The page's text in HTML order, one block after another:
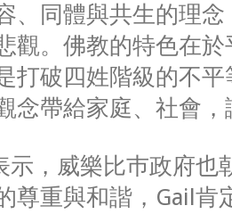
、同體與共生的理
觀。佛教的特色在
打破四姓階級的不
念帶給家庭、社會
示，威樂比巿政府也
尊重與和諧，Gail肯